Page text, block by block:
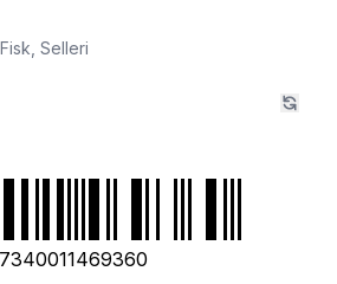
Grønn Pesto 140g'
Fisk, Selleri
7340011469360